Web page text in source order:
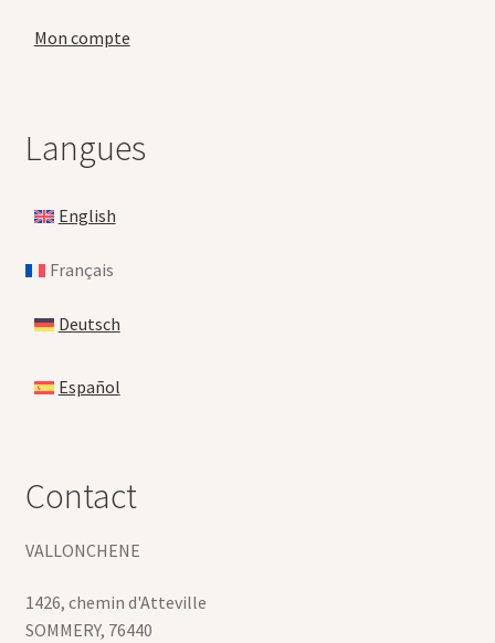
Mon compte
Langues
English
Français
Deutsch
Español
Contact
VALLONCHENE
1426, chemin d'Atteville
SOMMERY, 76440